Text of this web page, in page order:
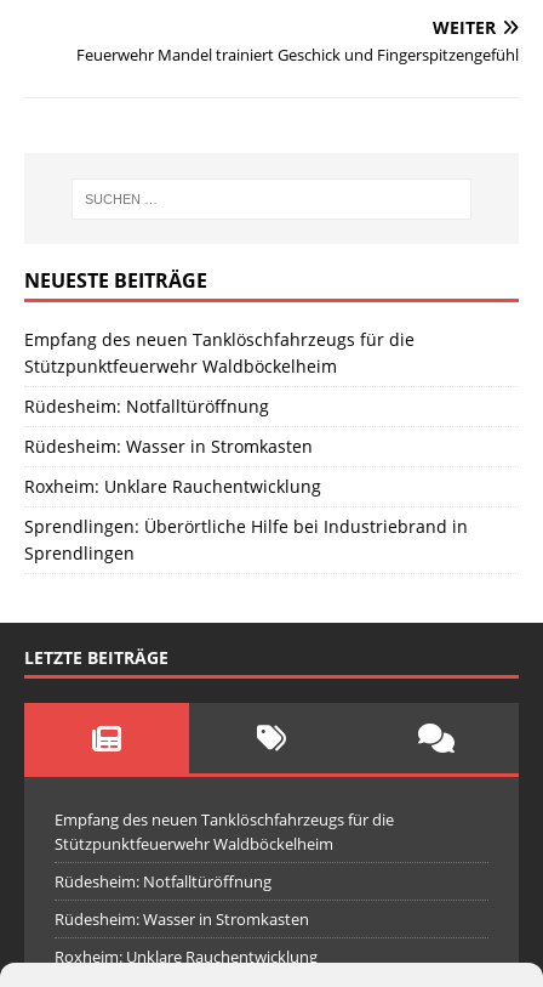
WEITER
Feuerwehr Mandel trainiert Geschick und Fingerspitzengefühl
NEUESTE BEITRÄGE
Empfang des neuen Tanklöschfahrzeugs für die
Stützpunktfeuerwehr Waldböckelheim
Rüdesheim: Notfalltüröffnung
Rüdesheim: Wasser in Stromkasten
Roxheim: Unklare Rauchentwicklung
Sprendlingen: Überörtliche Hilfe bei Industriebrand in
Sprendlingen
LETZTE BEITRÄGE
Empfang des neuen Tanklöschfahrzeugs für die
Stützpunktfeuerwehr Waldböckelheim
Rüdesheim: Notfalltüröffnung
Rüdesheim: Wasser in Stromkasten
Roxheim: Unklare Rauchentwicklung